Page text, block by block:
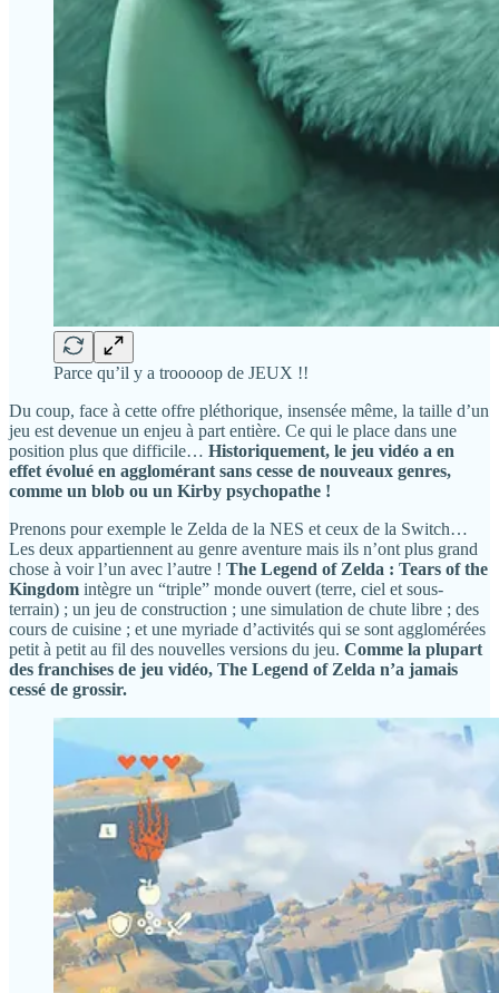
Parce qu’il y a trooooop de JEUX !!
Du coup, face à cette offre pléthorique, insensée même, la taille d’un
jeu est devenue un enjeu à part entière. Ce qui le place dans une
position plus que difficile… Historiquement, le jeu vidéo a en
effet évolué en agglomérant sans cesse de nouveaux genres,
comme un blob ou un Kirby psychopathe !
Prenons pour exemple le Zelda de la NES et ceux de la Switch…
Les deux appartiennent au genre aventure mais ils n’ont plus grand
chose à voir l’un avec l’autre ! The Legend of Zelda : Tears of the
Kingdom intègre un “triple” monde ouvert (terre, ciel et sous-
terrain) ; un jeu de construction ; une simulation de chute libre ; des
cours de cuisine ; et une myriade d’activités qui se sont agglomérées
petit à petit au fil des nouvelles versions du jeu. Comme la plupart
des franchises de jeu vidéo, The Legend of Zelda n’a jamais
cessé de grossir.